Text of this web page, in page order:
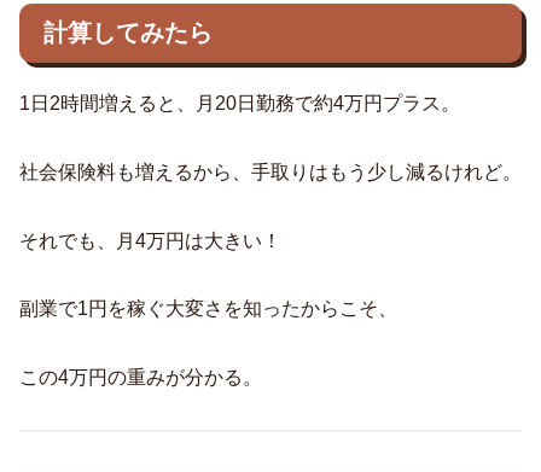
計算してみたら
1日2時間増えると、月20日勤務で約4万円プラス。
社会保険料も増えるから、手取りはもう少し減るけれど。
それでも、月4万円は大きい！
副業で1円を稼ぐ大変さを知ったからこそ、
この4万円の重みが分かる。